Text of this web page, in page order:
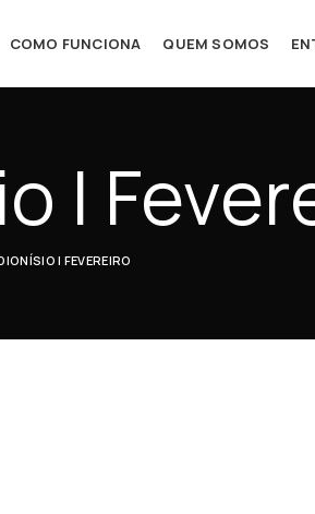
COMO FUNCIONA QUEM SOMOS
|
| FEVEREIRO